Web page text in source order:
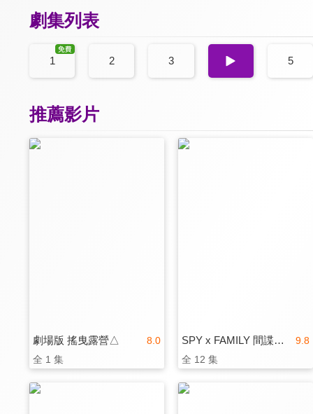
劇集列表
1 2 3 4 5
推薦影片
8.0
劇場版 搖曳露營△
全 1 集
9.8
SPY x FAMILY 間諜家家酒
全 12 集